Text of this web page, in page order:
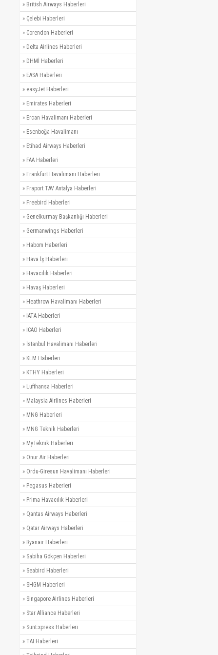
» British Airways Haberleri
» Çelebi Haberleri
» Corendon Haberleri
» Delta Airlines Haberleri
» DHMİ Haberleri
» EASA Haberleri
» easyJet Haberleri
» Emirates Haberleri
» Ercan Havalimanı Haberleri
» Esenboğa Havalimanı
» Etihad Airways Haberleri
» FAA Haberleri
» Frankfurt Havalimanı Haberleri
» Fraport TAV Antalya Haberleri
» Freebird Haberleri
» Genelkurmay Başkanlığı Haberleri
» Germanwings Haberleri
» Habom Haberleri
» Hava İş Haberleri
» Havacılık Haberleri
» Havaş Haberleri
» Heathrow Havalimanı Haberleri
» IATA Haberleri
» ICAO Haberleri
» İstanbul Havalimanı Haberleri
» KLM Haberleri
» KTHY Haberleri
» Lufthansa Haberleri
» Malaysia Airlines Haberleri
» MNG Haberleri
» MNG Teknik Haberleri
» MyTeknik Haberleri
» Onur Air Haberleri
» Ordu-Giresun Havalimanı Haberleri
» Pegasus Haberleri
» Prima Havacılık Haberleri
» Qantas Airways Haberleri
» Qatar Airways Haberleri
» Ryanair Haberleri
» Sabiha Gökçen Haberleri
» Seabird Haberleri
» SHGM Haberleri
» Singapore Airlines Haberleri
» Star Alliance Haberleri
» SunExpress Haberleri
» TAI Haberleri